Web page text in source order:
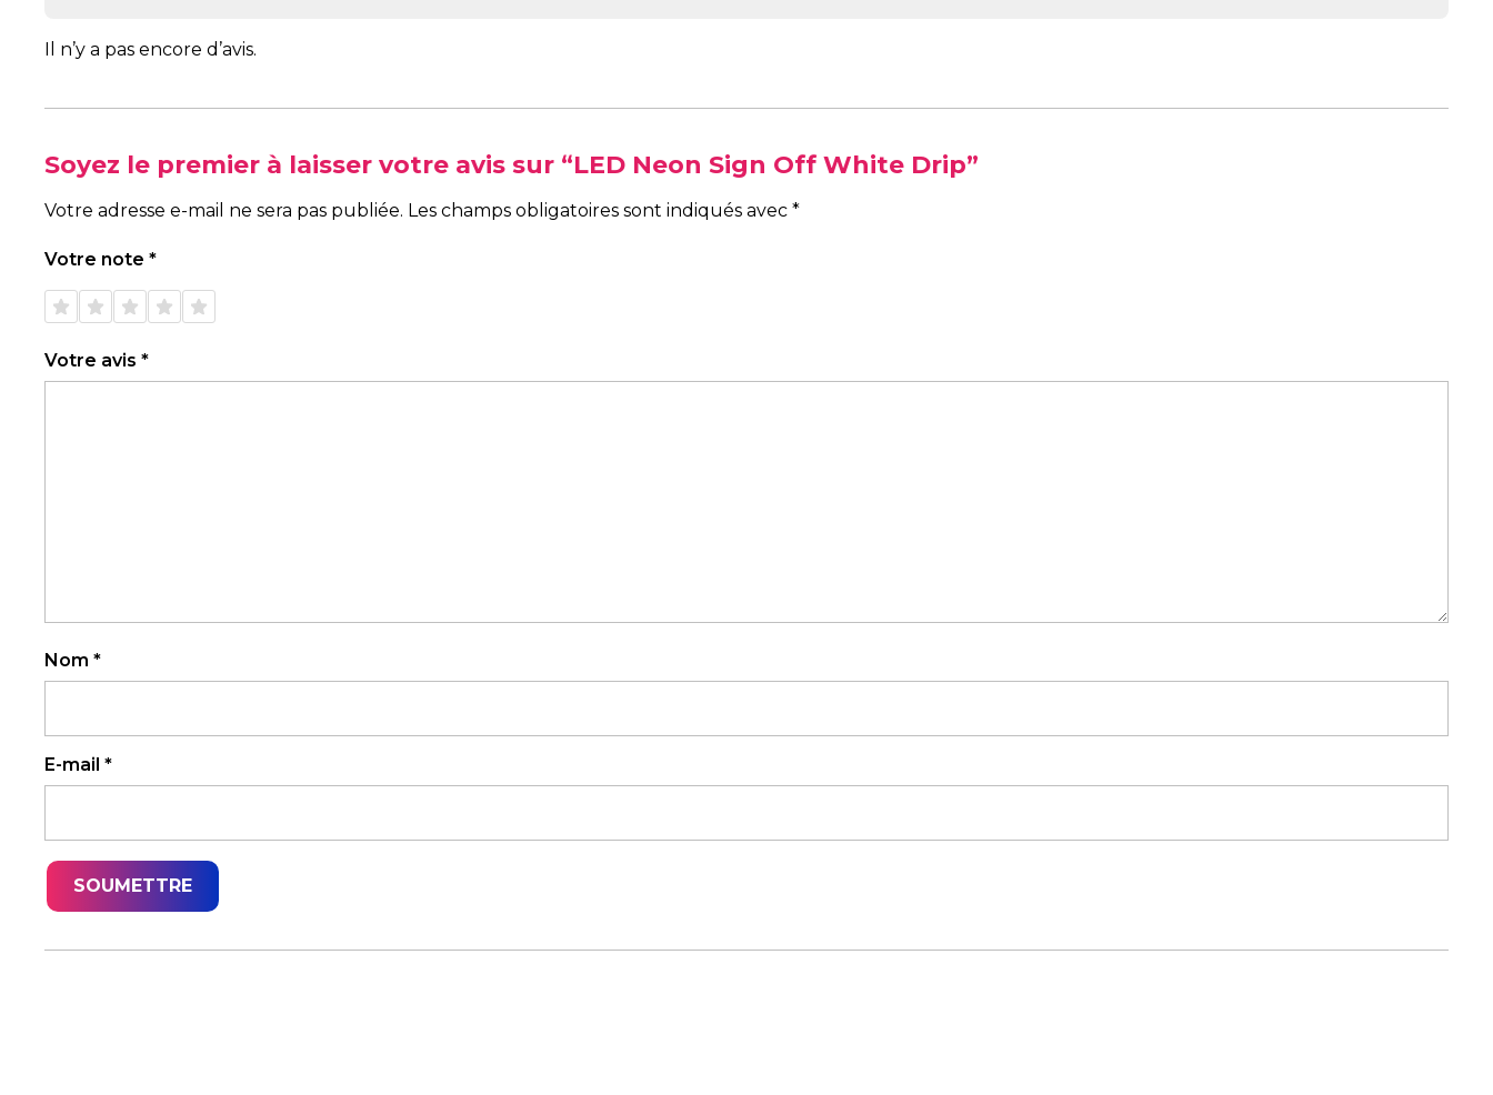
Il n’y a pas encore d’avis.
Soyez le premier à laisser votre avis sur “LED Neon Sign Off White Drip”
Votre adresse e-mail ne sera pas publiée. Les champs obligatoires sont indiqués avec *
Votre note *
1 étoile
sur 5
2 étoiles
sur 5
3 étoiles
sur 5
4 étoiles
sur 5
5 étoiles
sur 5
Votre avis *
Nom *
E-mail *